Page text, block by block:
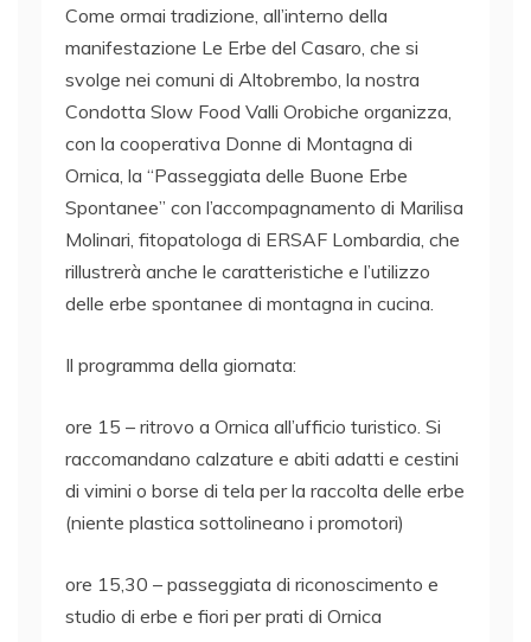
Come ormai tradizione, all’interno della
manifestazione Le Erbe del Casaro, che si
svolge nei comuni di Altobrembo, la nostra
Condotta Slow Food Valli Orobiche organizza,
con la cooperativa Donne di Montagna di
Ornica, la “Passeggiata delle Buone Erbe
Spontanee” con l’accompagnamento di Marilisa
Molinari, fitopatologa di ERSAF Lombardia, che
rillustrerà anche le caratteristiche e l’utilizzo
delle erbe spontanee di montagna in cucina.
Il programma della giornata:
ore 15 – ritrovo a Ornica all’ufficio turistico. Si
raccomandano calzature e abiti adatti e cestini
di vimini o borse di tela per la raccolta delle erbe
(niente plastica sottolineano i promotori)
ore 15,30 – passeggiata di riconoscimento e
studio di erbe e fiori per prati di Ornica